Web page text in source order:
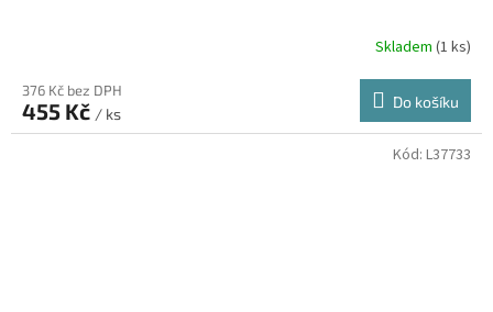
Skladem (1 ks)
376 Kč bez DPH
455 Kč / ks
Do košíku
Kód: L37733